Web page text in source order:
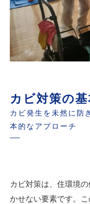
カビ対策の
カビ発生を未然に防
本的なアプローチ
カビ対策は、住環境
かせない要素です。